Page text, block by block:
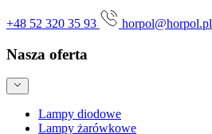
+48 52 320 35 93 horpol@horpol.pl
Nasza oferta
Lampy diodowe
Lampy żarówkowe